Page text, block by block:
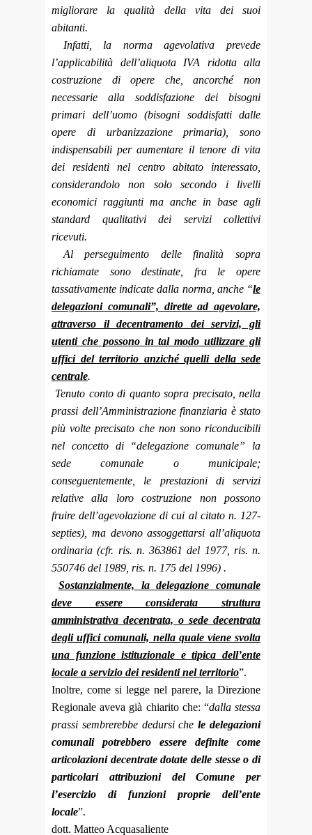
migliorare la qualità della vita dei suoi
abitanti.
Infatti, la norma agevolativa prevede
l’applicabilità dell’aliquota IVA ridotta alla
costruzione di opere che, ancorché non
necessarie alla soddisfazione dei bisogni
primari dell’uomo (bisogni soddisfatti dalle
opere di urbanizzazione primaria), sono
indispensabili per aumentare il tenore di vita
dei residenti nel centro abitato interessato,
considerandolo non solo secondo i livelli
economici raggiunti ma anche in base agli
standard qualitativi dei servizi collettivi
ricevuti.
Al perseguimento delle finalità sopra
richiamate sono destinate, fra le opere
tassativamente indicate dalla norma, anche “le
delegazioni comunali”, dirette ad agevolare,
attraverso il decentramento dei servizi, gli
utenti che possono in tal modo utilizzare gli
uffici del territorio anziché quelli della sede
centrale.
Tenuto conto di quanto sopra precisato, nella
prassi dell’Amministrazione finanziaria è stato
più volte precisato che non sono riconducibili
nel concetto di “delegazione comunale” la
sede comunale o municipale;
conseguentemente, le prestazioni di servizi
relative alla loro costruzione non possono
fruire dell’agevolazione di cui al citato n. 127-
septies), ma devono assoggettarsi all’aliquota
ordinaria (cfr. ris. n. 363861 del 1977, ris. n.
550746 del 1989, ris. n. 175 del 1996) .
Sostanzialmente, la delegazione comunale
deve essere considerata struttura
amministrativa decentrata, o sede decentrata
degli uffici comunali, nella quale viene svolta
una funzione istituzionale e tipica dell’ente
locale a servizio dei residenti nel territorio”.
Inoltre, come si legge nel parere, la Direzione
Regionale aveva già chiarito che: “dalla stessa
prassi sembrerebbe dedursi chele delegazioni
comunali potrebbero essere definite come
articolazioni decentrate dotate delle stesse o di
particolari attribuzioni del Comune per
l’esercizio di funzioni proprie dell’ente
locale”.
dott. Matteo Acquasaliente